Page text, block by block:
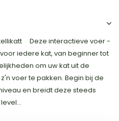
Deze interactieve voer -
iedere kat, van beginner tot
om uw kat uit de
voer te pakken. Begin bij de
en breidt deze steeds